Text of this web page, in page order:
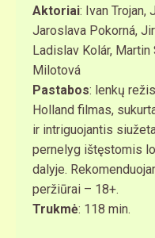
Aktoriai: Ivan Trojan,
Jaroslava Pokorná,
Ladislav Kolár,
Milotová​
Pastabos: lenkų
Holland filmas,
ir intriguojantis
pernelyg ištęstomis
dalyje.
peržiūrai – 18+.
Trukmė: 118 min.